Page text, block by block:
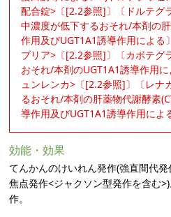
配合錠>〔[2.2参照]〕〔ドルテグ
中濃度が低下するおそれ/本剤の
作用及びUGT1A1誘導作用による
ブリア>〔[2.2参照]〕〔カボテグ
おそれ/本剤のUGT1A1誘導作用
ュンレンカ>〔[2.2参照]〕〔レナ
るおそれ/本剤の肝薬物代謝酵素
導作用及びUGT1A1誘導作用によ
効能・効果
てんかんのけいれん発作(強直間代
焦点発作<ジャクソン型発作を含む
作。